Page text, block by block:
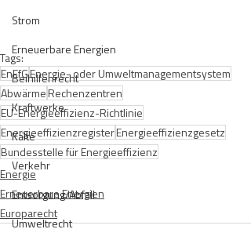
Strom
Erneuerbare Energien
Beihilfenrecht
Kraftwerke
Kälte
Verkehr
Entsorgung/Abfall
Umweltrecht
Tags:
EnEfGEnergie- oder Umweltmanagementsystem
AbwärmeRechenzentren
EU-Energieeffizienz-Richtlinie
EnergieeffizienzregisterEnergieeffizienzgesetz
Bundesstelle für Energieeffizienz
Energie
Erneuerbare Energien
Europarecht